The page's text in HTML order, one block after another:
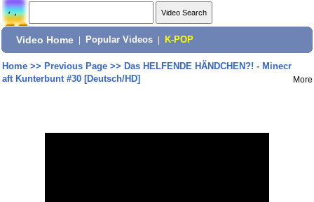
Video Home Popular Videos K-POP
Home>> Previous Page>> Das HELFENDE HÄNDCHEN?! - Minecr
aft Kunterbunt #30 [Deutsch/HD]
More